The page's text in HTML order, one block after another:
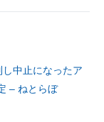
中止になったア
– ねとらぼ